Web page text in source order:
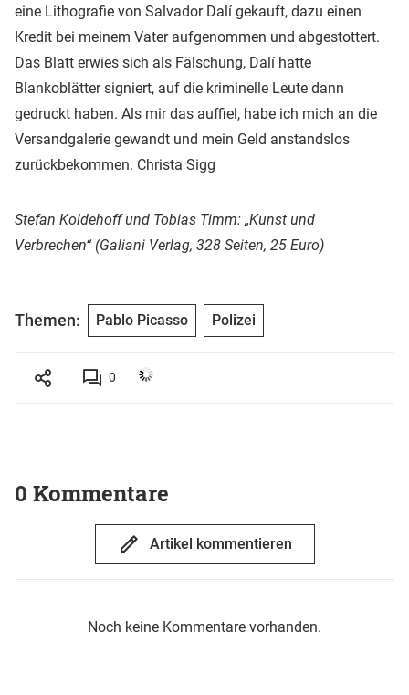
eine Lithografie von Salvador Dalí gekauft, dazu einen
Kredit bei meinem Vater aufgenommen und abgestottert.
Das Blatt erwies sich als Fälschung, Dalí hatte
Blankoblätter signiert, auf die kriminelle Leute dann
gedruckt haben. Als mir das auffiel, habe ich mich an die
Versandgalerie gewandt und mein Geld anstandslos
zurückbekommen. Christa Sigg
Stefan Koldehoff und Tobias Timm: „Kunst und
Verbrechen“ (Galiani Verlag, 328 Seiten, 25 Euro)
Themen: Pablo Picasso Polizei
0
0 Kommentare
Artikel kommentieren
Noch keine Kommentare vorhanden.